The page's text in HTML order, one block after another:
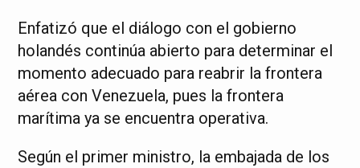
Enfatizó que el diálogo con el gobierno
holandés continúa abierto para determinar el
momento adecuado para reabrir la frontera
aérea con Venezuela, pues la frontera
marítima ya se encuentra operativa.
Según el primer ministro, la embajada de los